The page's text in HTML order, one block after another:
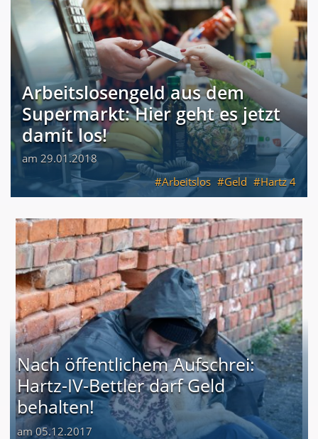
Arbeitslosengeld aus dem
Supermarkt: Hier geht es jetzt
damit los!
am 29.01.2018
Arbeitslos
Geld Hartz 4
Nach öffentlichem Aufschrei:
Hartz-IV-Bettler darf Geld
behalten!
am 05.12.2017